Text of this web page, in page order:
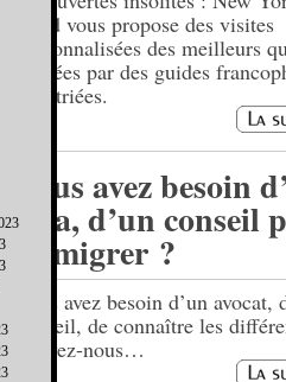
Road vous propose des visites
personnalisées des meilleurs
menées par des guides
expatriées.
Vous avez besoin
visa, d’un conseil
immigrer ?
Vous avez besoin d’un avocat,
conseil, de connaître les
écrivez-nous…